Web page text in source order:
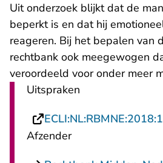
Uit onderzoek blijkt dat de
beperkt is en dat hij
reageren. Bij het bepalen van
rechtbank ook meegewogen
veroordeeld voor onder meer
Uitspraken
Afzender